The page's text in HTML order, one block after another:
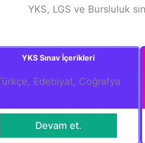
YKS, LGS ve Bursluluk
YKS Sınav İçerikleri
Edebiyat, Coğrafya
Devam et.